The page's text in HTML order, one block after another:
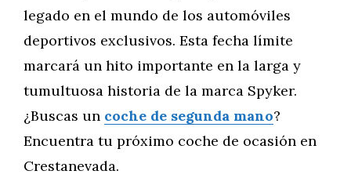
legado en el mundo de los automóviles
deportivos exclusivos. Esta fecha límite
marcará un hito importante en la larga y
tumultuosa historia de la marca Spyker.
¿Buscas un coche de segunda mano?
Encuentra tu próximo coche de ocasión en
Crestanevada.